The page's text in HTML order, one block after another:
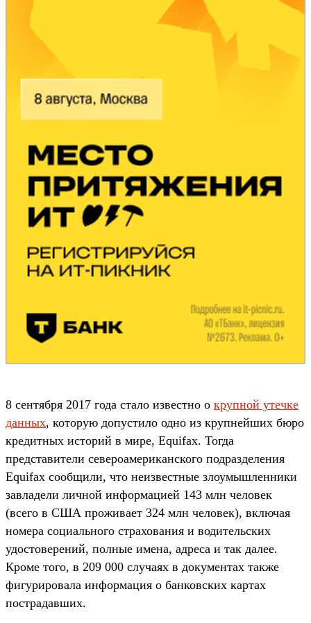
8 сентября 2017 года стало известно о крупной утечке
данных, которую допустило одно из крупнейших бюро
кредитных историй в мире, Equifax. Тогда
представители североамериканского подразделения
Equifax сообщили, что неизвестные злоумышленники
завладели личной информацией 143 млн человек
(всего в США проживает 324 млн человек), включая
номера социального страхования и водительских
удостоверений, полные имена, адреса и так далее.
Кроме того, в 209 000 случаях в документах также
фигурировала информация о банковских картах
пострадавших.